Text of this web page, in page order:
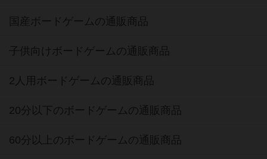
国産ボードゲームの通販商品
子供向けボードゲームの通販商品
2人用ボードゲームの通販商品
20分以下のボードゲームの通販商品
60分以上のボードゲームの通販商品